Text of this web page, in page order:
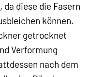
diese die Fasern
können.
getrocknet
Verformung
nach dem